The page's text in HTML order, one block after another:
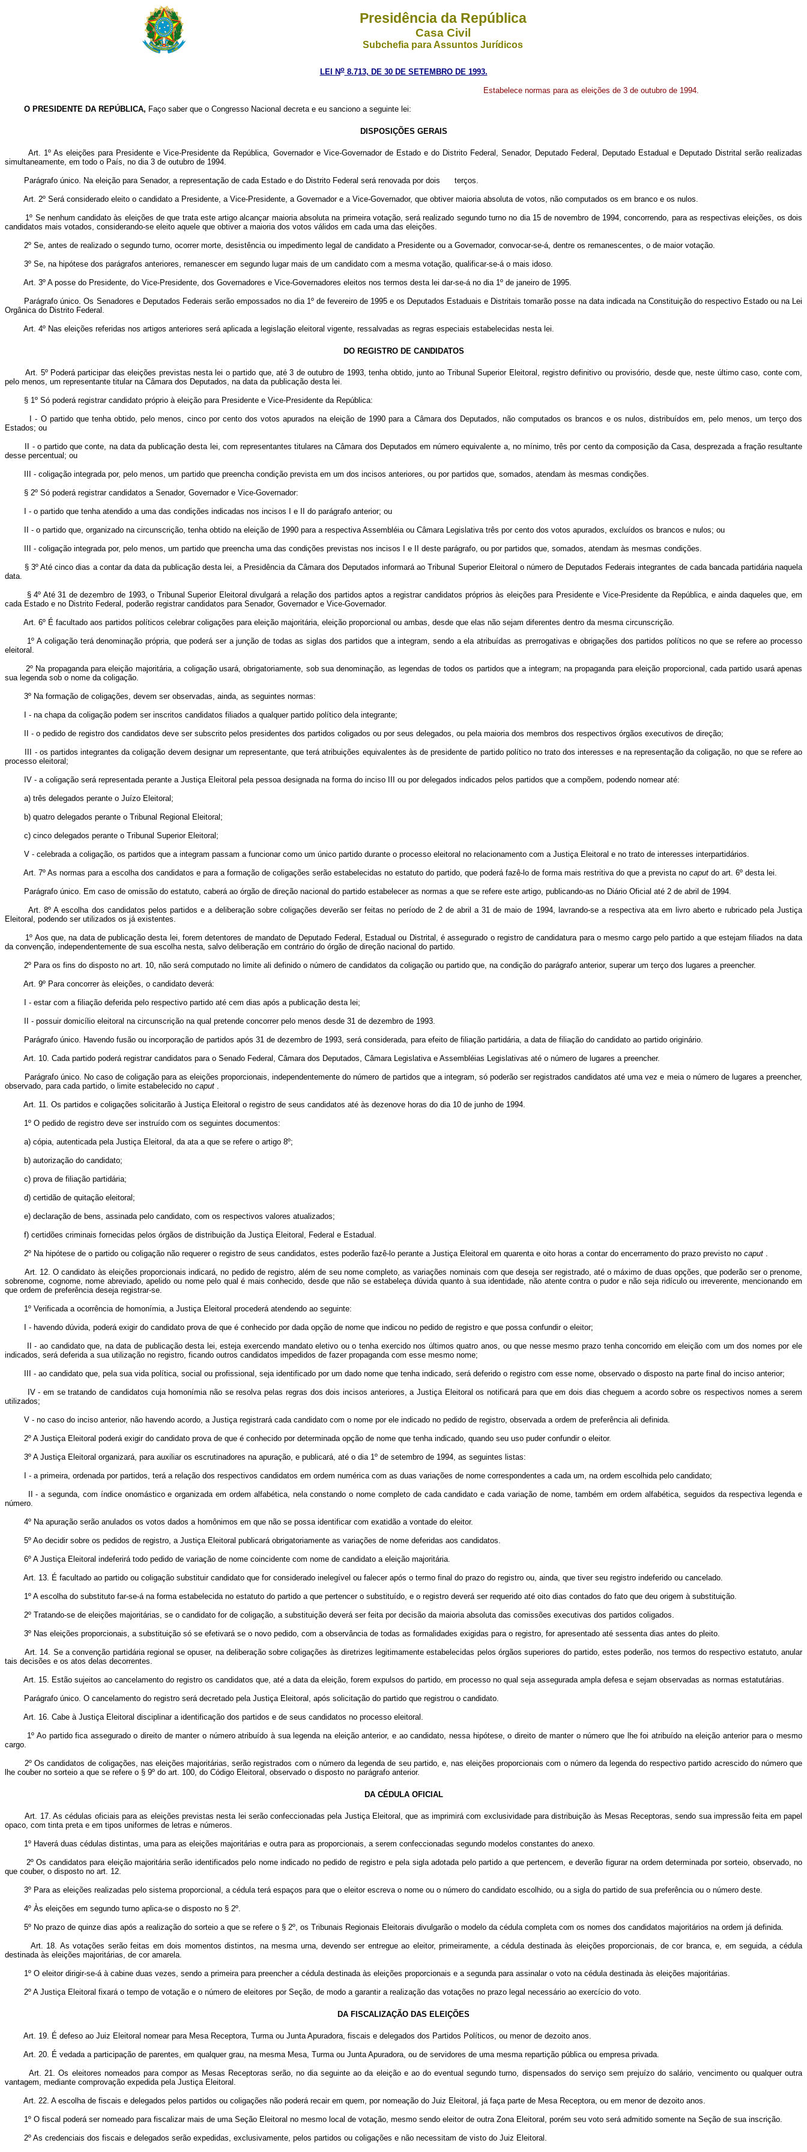
Presidência da República
Casa Civil
Subchefia para Assuntos Jurídicos
LEI No8.713, DE 30 DE SETEMBRO DE 1993.
Estabelece normas para as eleições de 3 de outubro de 1994.
O PRESIDENTE DA REPÚBLICA, Faço saber que o Congresso Nacional decreta e eu sanciono a seguinte lei:
DISPOSIÇÕES GERAIS
Art. 1º As eleições para Presidente e Vice-Presidente da República, Governador e Vice-Governador de Estado e do Distrito Federal, Senador, Deputado Federal, Deputado Estadual e Deputado Distrital serão realizadas
simultaneamente, em todo o País, no dia 3 de outubro de 1994.
Parágrafo único. Na eleição para Senador, a representação de cada Estado e do Distrito Federal será renovada por dois terços.
Art. 2º Será considerado eleito o candidato a Presidente, a Vice-Presidente, a Governador e a Vice-Governador, que obtiver maioria absoluta de votos, não computados os em branco e os nulos.
1º Se nenhum candidato às eleições de que trata este artigo alcançar maioria absoluta na primeira votação, será realizado segundo turno no dia 15 de novembro de 1994, concorrendo, para as respectivas eleições, os dois
candidatos mais votados, considerando-se eleito aquele que obtiver a maioria dos votos válidos em cada uma das eleições.
2º Se, antes de realizado o segundo turno, ocorrer morte, desistência ou impedimento legal de candidato a Presidente ou a Governador, convocar-se-á, dentre os remanescentes, o de maior votação.
3º Se, na hipótese dos parágrafos anteriores, remanescer em segundo lugar mais de um candidato com a mesma votação, qualificar-se-á o mais idoso.
Art. 3º A posse do Presidente, do Vice-Presidente, dos Governadores e Vice-Governadores eleitos nos termos desta lei dar-se-á no dia 1º de janeiro de 1995.
Parágrafo único. Os Senadores e Deputados Federais serão empossados no dia 1º de fevereiro de 1995 e os Deputados Estaduais e Distritais tomarão posse na data indicada na Constituição do respectivo Estado ou na Lei
Orgânica do Distrito Federal.
Art. 4º Nas eleições referidas nos artigos anteriores será aplicada a legislação eleitoral vigente, ressalvadas as regras especiais estabelecidas nesta lei.
DO REGISTRO DE CANDIDATOS
Art. 5º Poderá participar das eleições previstas nesta lei o partido que, até 3 de outubro de 1993, tenha obtido, junto ao Tribunal Superior Eleitoral, registro definitivo ou provisório, desde que, neste último caso, conte com,
pelo menos, um representante titular na Câmara dos Deputados, na data da publicação desta lei.
§ 1º Só poderá registrar candidato próprio à eleição para Presidente e Vice-Presidente da República:
I - O partido que tenha obtido, pelo menos, cinco por cento dos votos apurados na eleição de 1990 para a Câmara dos Deputados, não computados os brancos e os nulos, distribuídos em, pelo menos, um terço dos
Estados; ou
II - o partido que conte, na data da publicação desta lei, com representantes titulares na Câmara dos Deputados em número equivalente a, no mínimo, três por cento da composição da Casa, desprezada a fração resultante
desse percentual; ou
III - coligação integrada por, pelo menos, um partido que preencha condição prevista em um dos incisos anteriores, ou por partidos que, somados, atendam às mesmas condições.
§ 2º Só poderá registrar candidatos a Senador, Governador e Vice-Governador:
I - o partido que tenha atendido a uma das condições indicadas nos incisos I e II do parágrafo anterior; ou
II - o partido que, organizado na circunscrição, tenha obtido na eleição de 1990 para a respectiva Assembléia ou Câmara Legislativa três por cento dos votos apurados, excluídos os brancos e nulos; ou
III - coligação integrada por, pelo menos, um partido que preencha uma das condições previstas nos incisos I e II deste parágrafo, ou por partidos que, somados, atendam às mesmas condições.
§ 3º Até cinco dias a contar da data da publicação desta lei, a Presidência da Câmara dos Deputados informará ao Tribunal Superior Eleitoral o número de Deputados Federais integrantes de cada bancada partidária naquela
data.
§ 4º Até 31 de dezembro de 1993, o Tribunal Superior Eleitoral divulgará a relação dos partidos aptos a registrar candidatos próprios às eleições para Presidente e Vice-Presidente da República, e ainda daqueles que, em
cada Estado e no Distrito Federal, poderão registrar candidatos para Senador, Governador e Vice-Governador.
Art. 6º É facultado aos partidos políticos celebrar coligações para eleição majoritária, eleição proporcional ou ambas, desde que elas não sejam diferentes dentro da mesma circunscrição.
1º A coligação terá denominação própria, que poderá ser a junção de todas as siglas dos partidos que a integram, sendo a ela atribuídas as prerrogativas e obrigações dos partidos políticos no que se refere ao processo
eleitoral.
2º Na propaganda para eleição majoritária, a coligação usará, obrigatoriamente, sob sua denominação, as legendas de todos os partidos que a integram; na propaganda para eleição proporcional, cada partido usará apenas
sua legenda sob o nome da coligação.
3º Na formação de coligações, devem ser observadas, ainda, as seguintes normas:
I - na chapa da coligação podem ser inscritos candidatos filiados a qualquer partido político dela integrante;
II - o pedido de registro dos candidatos deve ser subscrito pelos presidentes dos partidos coligados ou por seus delegados, ou pela maioria dos membros dos respectivos órgãos executivos de direção;
III - os partidos integrantes da coligação devem designar um representante, que terá atribuições equivalentes às de presidente de partido político no trato dos interesses e na representação da coligação, no que se refere ao
processo eleitoral;
IV - a coligação será representada perante a Justiça Eleitoral pela pessoa designada na forma do inciso III ou por delegados indicados pelos partidos que a compõem, podendo nomear até:
a) três delegados perante o Juízo Eleitoral;
b) quatro delegados perante o Tribunal Regional Eleitoral;
c) cinco delegados perante o Tribunal Superior Eleitoral;
V - celebrada a coligação, os partidos que a integram passam a funcionar como um único partido durante o processo eleitoral no relacionamento com a Justiça Eleitoral e no trato de interesses interpartidários.
Art. 7º As normas para a escolha dos candidatos e para a formação de coligações serão estabelecidas no estatuto do partido, que poderá fazê-lo de forma mais restritiva do que a prevista no caput do art. 6º desta lei.
Parágrafo único. Em caso de omissão do estatuto, caberá ao órgão de direção nacional do partido estabelecer as normas a que se refere este artigo, publicando-as no Diário Oficial até 2 de abril de 1994.
Art. 8º A escolha dos candidatos pelos partidos e a deliberação sobre coligações deverão ser feitas no período de 2 de abril a 31 de maio de 1994, lavrando-se a respectiva ata em livro aberto e rubricado pela Justiça
Eleitoral, podendo ser utilizados os já existentes.
1º Aos que, na data de publicação desta lei, forem detentores de mandato de Deputado Federal, Estadual ou Distrital, é assegurado o registro de candidatura para o mesmo cargo pelo partido a que estejam filiados na data
da convenção, independentemente de sua escolha nesta, salvo deliberação em contrário do órgão de direção nacional do partido.
2º Para os fins do disposto no art. 10, não será computado no limite ali definido o número de candidatos da coligação ou partido que, na condição do parágrafo anterior, superar um terço dos lugares a preencher.
Art. 9º Para concorrer às eleições, o candidato deverá:
I - estar com a filiação deferida pelo respectivo partido até cem dias após a publicação desta lei;
II - possuir domicílio eleitoral na circunscrição na qual pretende concorrer pelo menos desde 31 de dezembro de 1993.
Parágrafo único. Havendo fusão ou incorporação de partidos após 31 de dezembro de 1993, será considerada, para efeito de filiação partidária, a data de filiação do candidato ao partido originário.
Art. 10. Cada partido poderá registrar candidatos para o Senado Federal, Câmara dos Deputados, Câmara Legislativa e Assembléias Legislativas até o número de lugares a preencher.
Parágrafo único. No caso de coligação para as eleições proporcionais, independentemente do número de partidos que a integram, só poderão ser registrados candidatos até uma vez e meia o número de lugares a preencher,
observado, para cada partido, o limite estabelecido no caput .
Art. 11. Os partidos e coligações solicitarão à Justiça Eleitoral o registro de seus candidatos até às dezenove horas do dia 10 de junho de 1994.
1º O pedido de registro deve ser instruído com os seguintes documentos:
a) cópia, autenticada pela Justiça Eleitoral, da ata a que se refere o artigo 8º;
b) autorização do candidato;
c) prova de filiação partidária;
d) certidão de quitação eleitoral;
e) declaração de bens, assinada pelo candidato, com os respectivos valores atualizados;
f) certidões criminais fornecidas pelos órgãos de distribuição da Justiça Eleitoral, Federal e Estadual.
2º Na hipótese de o partido ou coligação não requerer o registro de seus candidatos, estes poderão fazê-lo perante a Justiça Eleitoral em quarenta e oito horas a contar do encerramento do prazo previsto no caput .
Art. 12. O candidato às eleições proporcionais indicará, no pedido de registro, além de seu nome completo, as variações nominais com que deseja ser registrado, até o máximo de duas opções, que poderão ser o prenome,
sobrenome, cognome, nome abreviado, apelido ou nome pelo qual é mais conhecido, desde que não se estabeleça dúvida quanto à sua identidade, não atente contra o pudor e não seja ridículo ou irreverente, mencionando em
que ordem de preferência deseja registrar-se.
1º Verificada a ocorrência de homonímia, a Justiça Eleitoral procederá atendendo ao seguinte:
I - havendo dúvida, poderá exigir do candidato prova de que é conhecido por dada opção de nome que indicou no pedido de registro e que possa confundir o eleitor;
II - ao candidato que, na data de publicação desta lei, esteja exercendo mandato eletivo ou o tenha exercido nos últimos quatro anos, ou que nesse mesmo prazo tenha concorrido em eleição com um dos nomes por ele
indicados, será deferida a sua utilização no registro, ficando outros candidatos impedidos de fazer propaganda com esse mesmo nome;
III - ao candidato que, pela sua vida política, social ou profissional, seja identificado por um dado nome que tenha indicado, será deferido o registro com esse nome, observado o disposto na parte final do inciso anterior;
IV - em se tratando de candidatos cuja homonímia não se resolva pelas regras dos dois incisos anteriores, a Justiça Eleitoral os notificará para que em dois dias cheguem a acordo sobre os respectivos nomes a serem
utilizados;
V - no caso do inciso anterior, não havendo acordo, a Justiça registrará cada candidato com o nome por ele indicado no pedido de registro, observada a ordem de preferência ali definida.
2º A Justiça Eleitoral poderá exigir do candidato prova de que é conhecido por determinada opção de nome que tenha indicado, quando seu uso puder confundir o eleitor.
3º A Justiça Eleitoral organizará, para auxiliar os escrutinadores na apuração, e publicará, até o dia 1º de setembro de 1994, as seguintes listas:
I - a primeira, ordenada por partidos, terá a relação dos respectivos candidatos em ordem numérica com as duas variações de nome correspondentes a cada um, na ordem escolhida pelo candidato;
II - a segunda, com índice onomástico e organizada em ordem alfabética, nela constando o nome completo de cada candidato e cada variação de nome, também em ordem alfabética, seguidos da respectiva legenda e
número.
4º Na apuração serão anulados os votos dados a homônimos em que não se possa identificar com exatidão a vontade do eleitor.
5º Ao decidir sobre os pedidos de registro, a Justiça Eleitoral publicará obrigatoriamente as variações de nome deferidas aos candidatos.
6º A Justiça Eleitoral indeferirá todo pedido de variação de nome coincidente com nome de candidato a eleição majoritária.
Art. 13. É facultado ao partido ou coligação substituir candidato que for considerado inelegível ou falecer após o termo final do prazo do registro ou, ainda, que tiver seu registro indeferido ou cancelado.
1º A escolha do substituto far-se-á na forma estabelecida no estatuto do partido a que pertencer o substituído, e o registro deverá ser requerido até oito dias contados do fato que deu origem à substituição.
2º Tratando-se de eleições majoritárias, se o candidato for de coligação, a substituição deverá ser feita por decisão da maioria absoluta das comissões executivas dos partidos coligados.
3º Nas eleições proporcionais, a substituição só se efetivará se o novo pedido, com a observância de todas as formalidades exigidas para o registro, for apresentado até sessenta dias antes do pleito.
Art. 14. Se a convenção partidária regional se opuser, na deliberação sobre coligações às diretrizes legitimamente estabelecidas pelos órgãos superiores do partido, estes poderão, nos termos do respectivo estatuto, anular
tais decisões e os atos delas decorrentes.
Art. 15. Estão sujeitos ao cancelamento do registro os candidatos que, até a data da eleição, forem expulsos do partido, em processo no qual seja assegurada ampla defesa e sejam observadas as normas estatutárias.
Parágrafo único. O cancelamento do registro será decretado pela Justiça Eleitoral, após solicitação do partido que registrou o candidato.
Art. 16. Cabe à Justiça Eleitoral disciplinar a identificação dos partidos e de seus candidatos no processo eleitoral.
1º Ao partido fica assegurado o direito de manter o número atribuído à sua legenda na eleição anterior, e ao candidato, nessa hipótese, o direito de manter o número que lhe foi atribuído na eleição anterior para o mesmo
cargo.
2º Os candidatos de coligações, nas eleições majoritárias, serão registrados com o número da legenda de seu partido, e, nas eleições proporcionais com o número da legenda do respectivo partido acrescido do número que
lhe couber no sorteio a que se refere o § 9º do art. 100, do Código Eleitoral, observado o disposto no parágrafo anterior.
DA CÉDULA OFICIAL
Art. 17. As cédulas oficiais para as eleições previstas nesta lei serão confeccionadas pela Justiça Eleitoral, que as imprimirá com exclusividade para distribuição às Mesas Receptoras, sendo sua impressão feita em papel
opaco, com tinta preta e em tipos uniformes de letras e números.
1º Haverá duas cédulas distintas, uma para as eleições majoritárias e outra para as proporcionais, a serem confeccionadas segundo modelos constantes do anexo.
2º Os candidatos para eleição majoritária serão identificados pelo nome indicado no pedido de registro e pela sigla adotada pelo partido a que pertencem, e deverão figurar na ordem determinada por sorteio, observado, no
que couber, o disposto no art. 12.
3º Para as eleições realizadas pelo sistema proporcional, a cédula terá espaços para que o eleitor escreva o nome ou o número do candidato escolhido, ou a sigla do partido de sua preferência ou o número deste.
4º Às eleições em segundo turno aplica-se o disposto no § 2º.
5º No prazo de quinze dias após a realização do sorteio a que se refere o § 2º, os Tribunais Regionais Eleitorais divulgarão o modelo da cédula completa com os nomes dos candidatos majoritários na ordem já definida.
Art. 18. As votações serão feitas em dois momentos distintos, na mesma urna, devendo ser entregue ao eleitor, primeiramente, a cédula destinada às eleições proporcionais, de cor branca, e, em seguida, a cédula
destinada às eleições majoritárias, de cor amarela.
1º O eleitor dirigir-se-á à cabine duas vezes, sendo a primeira para preencher a cédula destinada às eleições proporcionais e a segunda para assinalar o voto na cédula destinada às eleições majoritárias.
2º A Justiça Eleitoral fixará o tempo de votação e o número de eleitores por Seção, de modo a garantir a realização das votações no prazo legal necessário ao exercício do voto.
DA FISCALIZAÇÃO DAS ELEIÇÕES
Art. 19. É defeso ao Juiz Eleitoral nomear para Mesa Receptora, Turma ou Junta Apuradora, fiscais e delegados dos Partidos Políticos, ou menor de dezoito anos.
Art. 20. É vedada a participação de parentes, em qualquer grau, na mesma Mesa, Turma ou Junta Apuradora, ou de servidores de uma mesma repartição pública ou empresa privada.
Art. 21. Os eleitores nomeados para compor as Mesas Receptoras serão, no dia seguinte ao da eleição e ao do eventual segundo turno, dispensados do serviço sem prejuízo do salário, vencimento ou qualquer outra
vantagem, mediante comprovação expedida pela Justiça Eleitoral.
Art. 22. A escolha de fiscais e delegados pelos partidos ou coligações não poderá recair em quem, por nomeação do Juiz Eleitoral, já faça parte de Mesa Receptora, ou em menor de dezoito anos.
1º O fiscal poderá ser nomeado para fiscalizar mais de uma Seção Eleitoral no mesmo local de votação, mesmo sendo eleitor de outra Zona Eleitoral, porém seu voto será admitido somente na Seção de sua inscrição.
2º As credenciais dos fiscais e delegados serão expedidas, exclusivamente, pelos partidos ou coligações e não necessitam de visto do Juiz Eleitoral.